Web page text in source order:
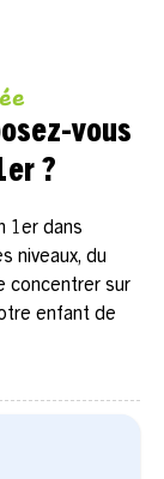
vous
?
1er dans
niveaux, du
concentrer sur
enfant de